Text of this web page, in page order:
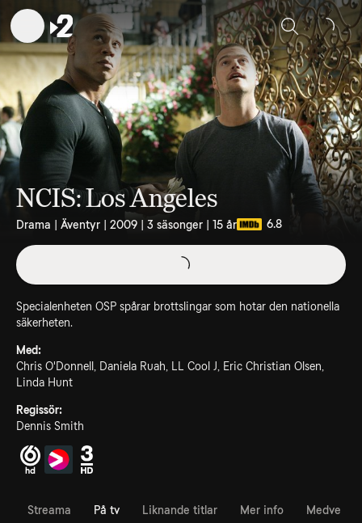
Sök
NCIS: Los Angeles
Drama | Äventyr | 2009 | 3 säsonger | 15 år 6.8
Specialenheten OSP spårar brottslingar som hotar den nationella
säkerheten.
Med:
Chris O'Donnell, Daniela Ruah, LL Cool J, Eric Christian Olsen,
Linda Hunt
Regissör:
Dennis Smith
Streama På tv Liknande titlar Mer info